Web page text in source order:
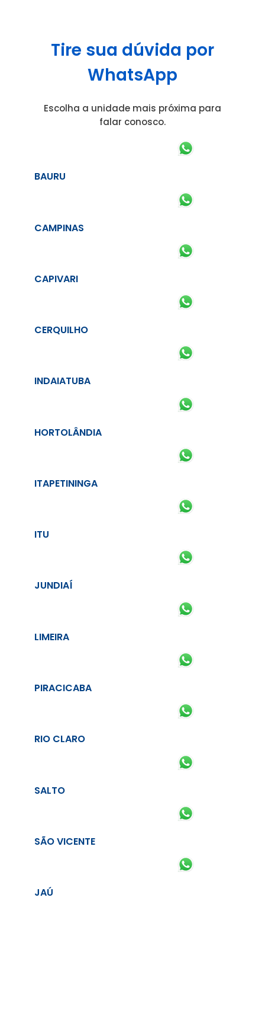
Tire sua dúvida por
WhatsApp
Escolha a unidade mais próxima para
falar conosco.
BAURU
CAMPINAS
CAPIVARI
CERQUILHO
INDAIATUBA
HORTOLÂNDIA
ITAPETININGA
ITU
JUNDIAÍ
LIMEIRA
PIRACICABA
RIO CLARO
SALTO
SÃO VICENTE
JAÚ